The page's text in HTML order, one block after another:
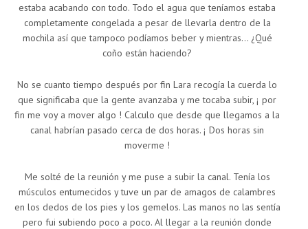
estaba acabando con todo. Todo el agua que teníamos estaba
completamente congelada a pesar de llevarla dentro de la
mochila así que tampoco podíamos beber y mientras… ¿Qué
coño están haciendo?
No se cuanto tiempo después por fin Lara recogía la cuerda lo
que significaba que la gente avanzaba y me tocaba subir, ¡ por
fin me voy a mover algo ! Calculo que desde que llegamos a la
canal habrían pasado cerca de dos horas. ¡ Dos horas sin
moverme !
Me solté de la reunión y me puse a subir la canal. Tenía los
músculos entumecidos y tuve un par de amagos de calambres
en los dedos de los pies y los gemelos. Las manos no las sentía
pero fui subiendo poco a poco. Al llegar a la reunión donde